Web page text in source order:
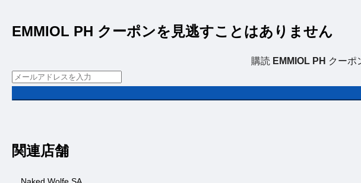
EMMIOL PH クーポンを見逃すことはありません
購読 EMMIOL PH クーポ
関連店舗